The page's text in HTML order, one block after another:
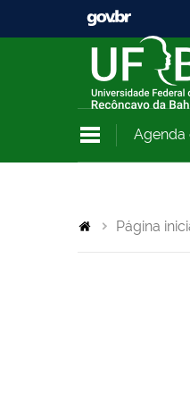
Agenda
Página